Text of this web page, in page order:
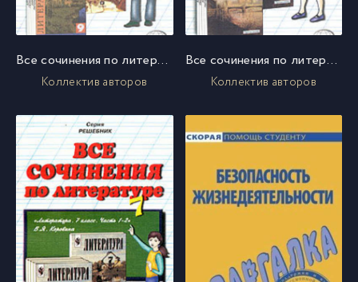
Все сочинения по литературе за 9 класс
Коллектив авторов
Все сочинения по литературе за 8 класс
Коллектив авторов